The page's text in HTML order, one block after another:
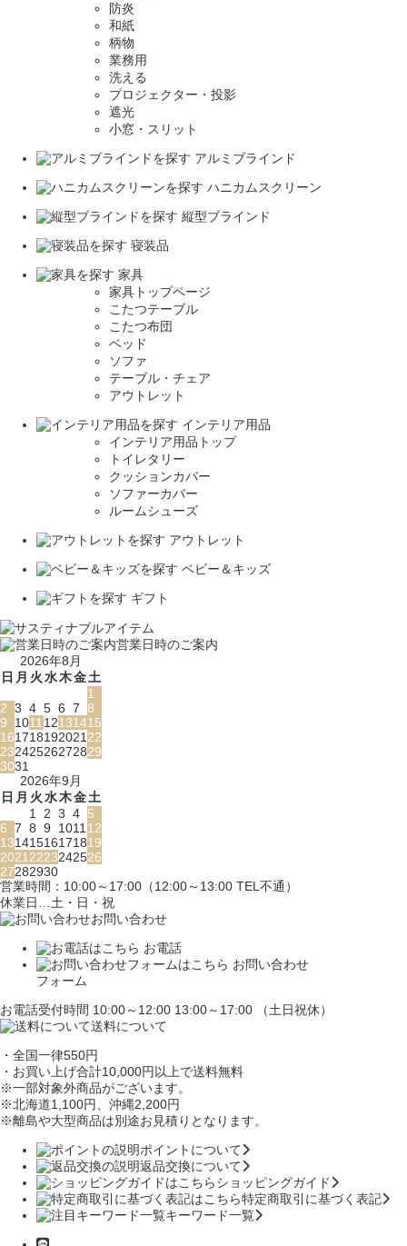
防炎
和紙
柄物
業務用
洗える
プロジェクター・投影
遮光
小窓・スリット
アルミブラインド
ハニカムスクリーン
縦型ブラインド
寝装品
家具
家具トップページ
こたつテーブル
こたつ布団
ベッド
ソファ
テーブル・チェア
アウトレット
インテリア用品
インテリア用品トップ
トイレタリー
クッションカバー
ソファーカバー
ルームシューズ
アウトレット
ベビー＆キッズ
ギフト
営業日時のご案内
2026年8月
日 月 火水木金土
1
2 3 4 5 6 7 8
9
101112131415
16171819202122
23242526272829
3031
2026年9月
日 月 火水木金土
1 2 3 4 5
6 7 8 9 101112
13141516171819
20212223242526
27282930
営業時間：10:00～17:00（12:00～13:00 TEL不通）
休業日…土・日・祝
お問い合わせ
お電話
お問い合わせ
フォーム
お電話受付時間 10:00～12:00 13:00～17:00 （土日祝休）
送料について
・全国一律550円
・お買い上げ合計10,000円 以上で送料無料
※一部対象外商品がございます。
※北海道1,100円、沖縄2,200円
※離島や大型商品は別途お見積りとなります。
ポイントについて
返品交換について
ショッピングガイド
特定商取引に基づく表記
キーワード一覧